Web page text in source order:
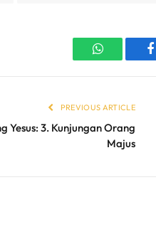
WhatsApp
PREVIOUS ARTICLE
Yesus: 3. Kunjungan Orang
Majus